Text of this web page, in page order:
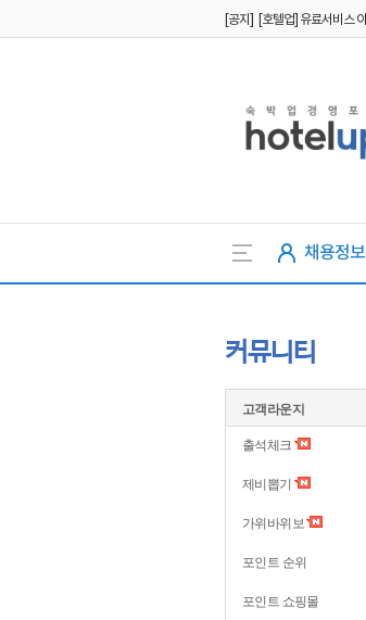
채용정보
커뮤니티
고객라운지
출석체크
제비뽑기
가위바위보
포인트 순위
포인트 쇼핑몰